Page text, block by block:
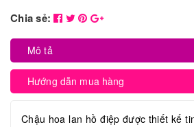
Chia sẻ:
Mô tả
Hướng dẫn mua hàng
Chậu hoa lan hồ điệp được thiết kế